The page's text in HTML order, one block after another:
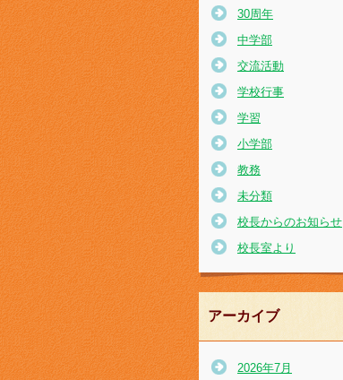
30周年
中学部
交流活動
学校行事
学習
小学部
教務
未分類
校長からのお知らせ
校長室より
アーカイブ
2026年7月